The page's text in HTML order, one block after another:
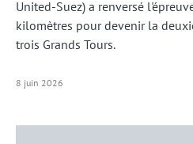
United-Suez) a renversé
kilomètres pour devenir la
trois Grands Tours.
8 juin 2026